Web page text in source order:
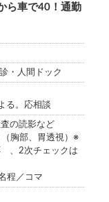
ら車で40！通勤
・人間ドック
る。応相談
の読影など
胸部、胃透視）※
、2次チェックは
程／コマ